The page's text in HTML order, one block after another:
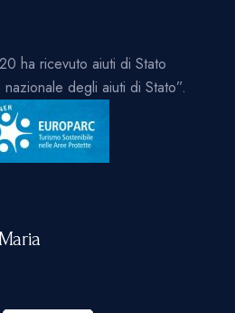
ha ricevuto aiuti di Stato
degli aiuti di Stato”.